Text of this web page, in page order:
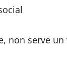
non serve